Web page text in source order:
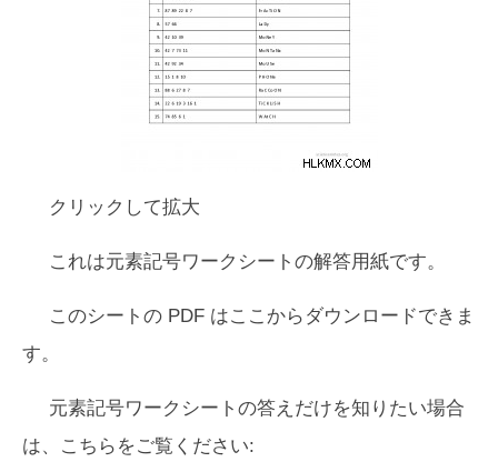
クリックして拡大
これは元素記号ワークシートの解答用紙です。
このシートの PDF はここからダウンロードできま
す。
元素記号ワークシートの答えだけを知りたい場合
は、こちらをご覧ください: